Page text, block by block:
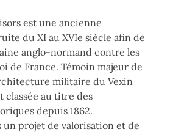
est une ancienne
du XI au XVIe siècle afin de
anglo-normand contre les
de France. Témoin majeur de
militaire du Vexin
classée au titre des
depuis 1862.
un projet de valorisation et de